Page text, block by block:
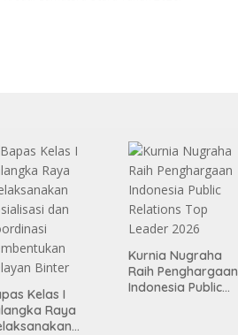
Kelas I
Raya
Kurnia Nugraha
Raih Penghargaan
Indonesia Public